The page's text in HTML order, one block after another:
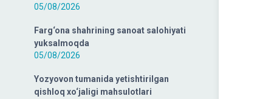
05/08/2026
Farg‘ona shahrining sanoat salohiyati
yuksalmoqda
05/08/2026
Yozyovon tumanida yetishtirilgan
qishloq xo‘jaligi mahsulotlari